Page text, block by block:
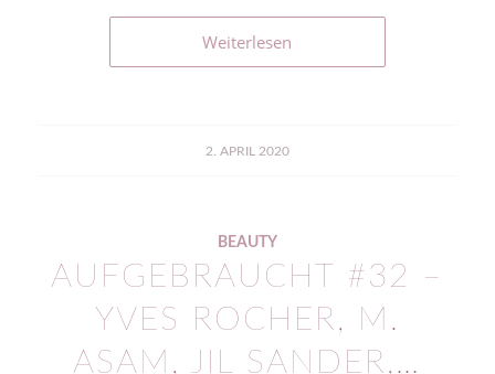
Weiterlesen
2. APRIL 2020
BEAUTY
AUFGEBRAUCHT #32 –
YVES ROCHER, M.
ASAM, JIL SANDER,…